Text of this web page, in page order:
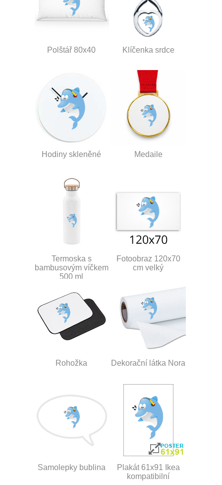
Polštář 80x40 Klíčenka srdce
Hodiny skleněné Medaile
Termoska s
bambusovým víčkem
500 ml
Fotoobraz 120x70
cm velký
Rohožka Dekorační látka Nora
Samolepky bublina
Plakát 61x91 Ikea
kompatibilní